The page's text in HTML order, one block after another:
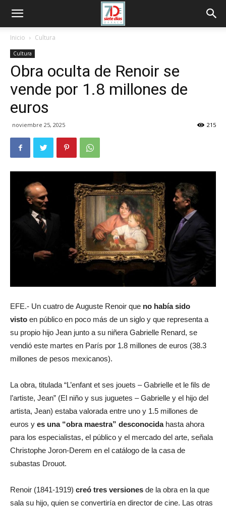
Inicio Cultura
Cultura
Obra oculta de Renoir se
vende por 1.8 millones de
euros
noviembre 25, 2025 215
EFE.- Un cuatro de Auguste Renoir que no había sido
visto en público en poco más de un siglo y que representa a
su propio hijo Jean junto a su niñera Gabrielle Renard, se
vendió este martes en París por 1.8 millones de euros (38.3
millones de pesos mexicanos).
La obra, titulada “L’enfant et ses jouets – Gabrielle et le fils de
l’artiste, Jean” (El niño y sus juguetes – Gabrielle y el hijo del
artista, Jean) estaba valorada entre uno y 1.5 millones de
euros y es una “obra maestra” desconocidahasta ahora
para los especialistas, el público y el mercado del arte, señala
Christophe Joron-Derem en el catálogo de la casa de
subastas Drouot.
Renoir (1841-1919) creó tres versiones de la obra en la que
sala su hijo, quien se convertiría en director de cine. Las otras